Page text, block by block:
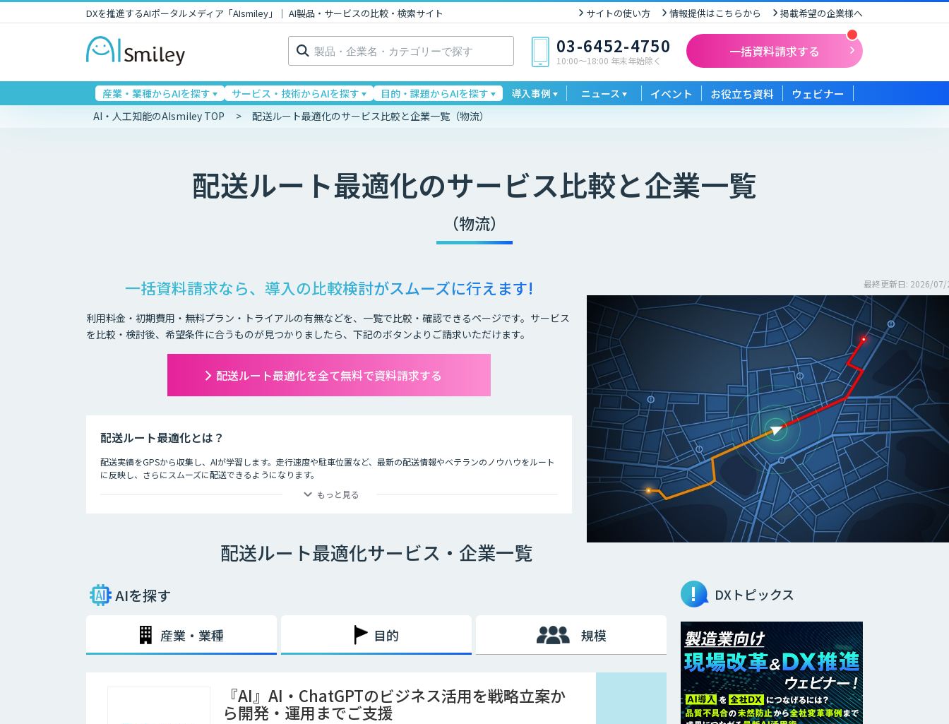
DXを推進するAIポータルメディア「AIsmiley」｜ AI製品・サービスの比較・検索サイト サイトの使い方 情報提供はこちらから 掲載希望の企業様へ
検
索: 03-6452-4750
10:00〜18:00 年末年始除く
一括資料請求する
産業・業種からAIを探す サービス・技術からAIを探す 目的・課題からAIを探す 導入事例 ニュース イベント お役立ち資料 ウェビナー
AI・人工知能のAIsmiley TOP 配送ルート最適化のサービス比較と企業一覧（物流）
配送ルート最適化のサービス比較と企業一覧
（物流）
一括資料請求なら、導入の比較検討がスムーズに行えます!
利用料金・初期費用・無料プラン・トライアルの有無などを、一覧で比較・確認できるページです。サービス
を比較・検討後、希望条件に合うものが見つかりましたら、下記のボタンよりご請求いただけます。
配送ルート最適化を全て無料で資料請求する
最終更新日: 2026/07/
配送ルート最適化とは？
配送実績をGPSから収集し、AIが学習します。走行速度や駐車位置など、最新の配送情報やベテランのノウハウをルート
に反映し、さらにスムーズに配送できるようになります。
もっと見る
配送ルート最適化サービス・企業一覧
AIを探す
産業・業種 目的 規模
『AI』AI・ChatGPTのビジネス活用を戦略立案か
ら開発・運用までご支援
DXトピックス